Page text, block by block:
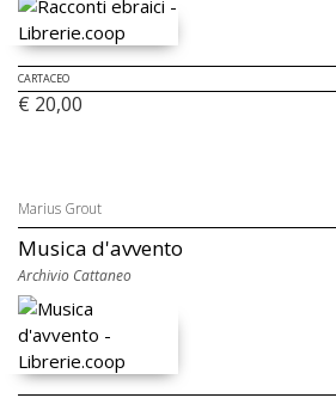
CARTACEO
€ 20,00
Marius Grout
Musica d'avvento
Archivio Cattaneo